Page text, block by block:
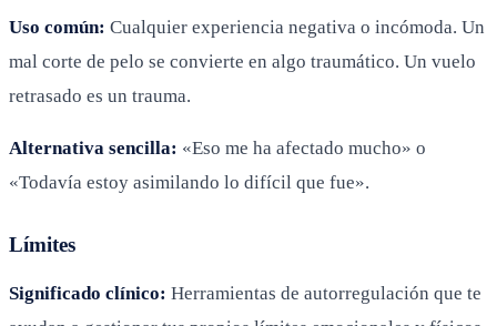
Uso común: Cualquier experiencia negativa o incómoda. Un
mal corte de pelo se convierte en algo traumático. Un vuelo
retrasado es un trauma.
Alternativa sencilla: «Eso me ha afectado mucho» o
«Todavía estoy asimilando lo difícil que fue».
Límites
Significado clínico: Herramientas de autorregulación que te